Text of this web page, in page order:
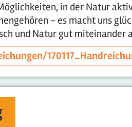
in der Natur
- es macht uns
und Natur gut miteinander